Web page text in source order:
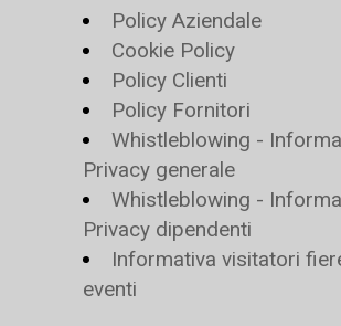
Policy Aziendale
Cookie Policy
Policy Clienti
Policy Fornitori
Whistleblowing -
Privacy generale
Whistleblowing -
Privacy dipendenti
Informativa visitatori
eventi